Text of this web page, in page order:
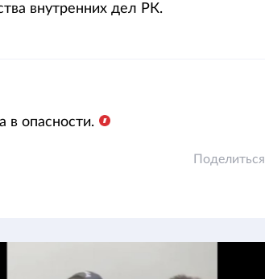
внутренних дел РК.
в опасности.
Поделиться